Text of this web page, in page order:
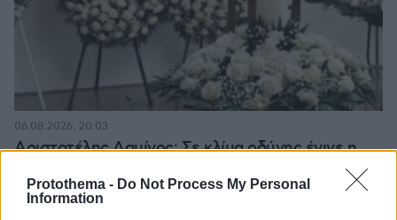
Protothema - Do Not Process My Personal
Information
Αριστοτέλης Δαμίγος: Σε κλίμα οδύνης έγινε η
αποτέφρωση του συντονιστή που σκοτώθηκε
μετά τη σύγκρουση ελικοπτέρων στην Ψάθα,
φωτογραφίες
06.08.2026, 20:03